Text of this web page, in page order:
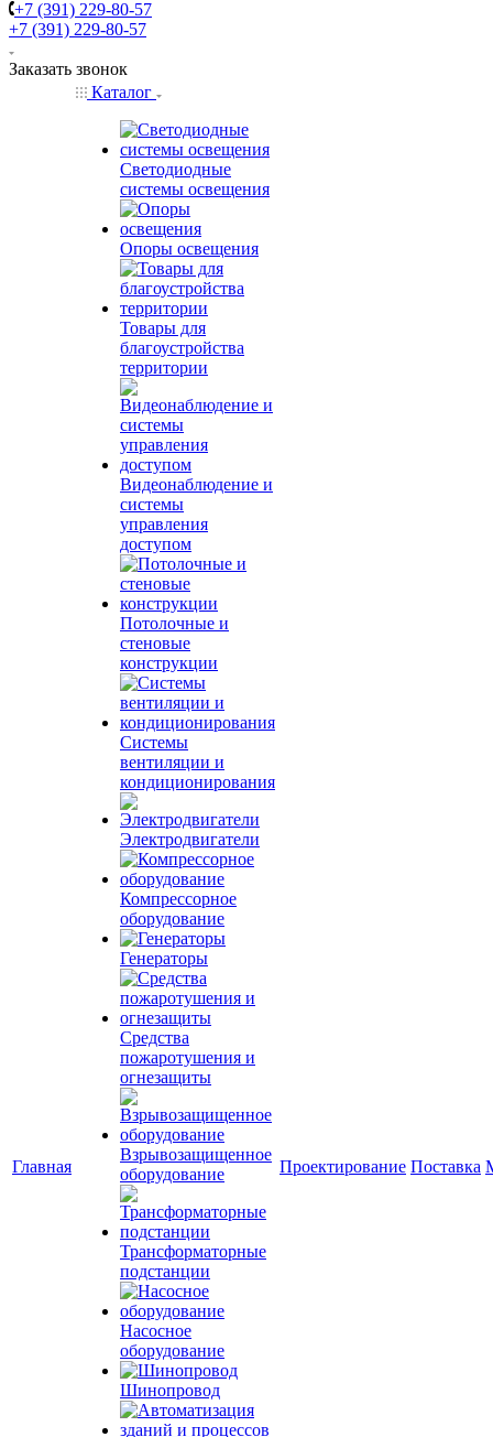
+7 (391) 229-80-57
+7 (391) 229-80-57
Заказать звонок
Главная
Каталог
Светодиодные
системы освещения
Опоры освещения
Товары для
благоустройства
территории
Видеонаблюдение и
системы
управления
доступом
Потолочные и
стеновые
конструкции
Системы
вентиляции и
кондиционирования
Электродвигатели
Компрессорное
оборудование
Генераторы
Средства
пожаротушения и
огнезащиты
Взрывозащищенное
оборудование
Трансформаторные
подстанции
Насосное
оборудование
Шинопровод
Проектирование Поставка